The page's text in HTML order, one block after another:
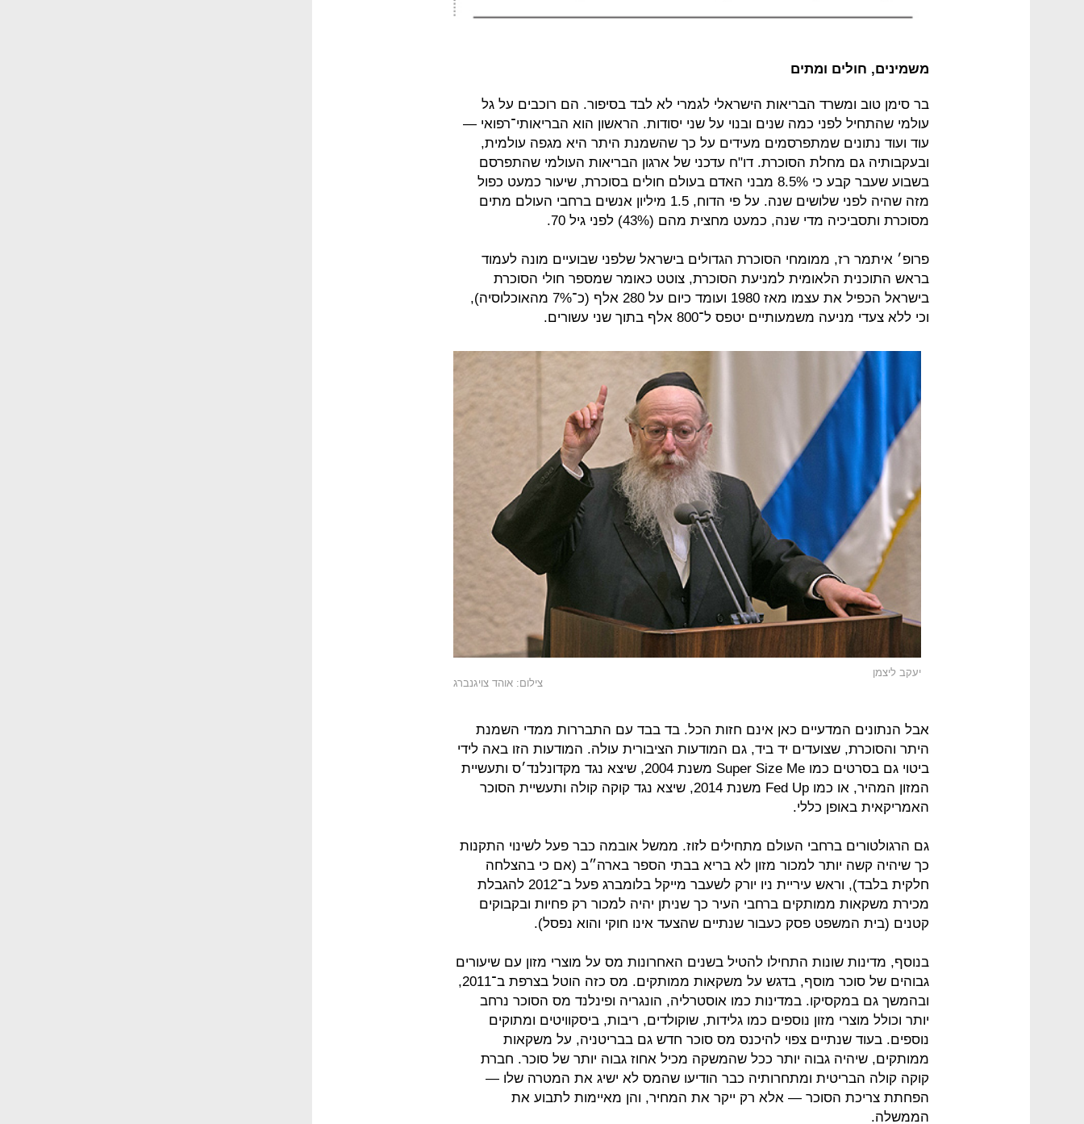
משמינים, חולים ומתים
בר סימן טוב ומשרד הבריאות הישראלי לגמרי לא לבד בסיפור. הם רוכבים על גל
עולמי שהתחיל לפני כמה שנים ובנוי על שני יסודות. הראשון הוא הבריאותי־רפואי —
עוד ועוד נתונים שמתפרסמים מעידים על כך שהשמנת היתר היא מגפה עולמית,
ובעקבותיה גם מחלת הסוכרת. דו"ח עדכני של ארגון הבריאות העולמי שהתפרסם
בשבוע שעבר קבע כי 8.5% מבני האדם בעולם חולים בסוכרת, שיעור כמעט כפול
מזה שהיה לפני שלושים שנה. על פי הדוח, 1.5 מיליון אנשים ברחבי העולם מתים
מסוכרת ותסביכיה מדי שנה, כמעט מחצית מהם (43%) לפני גיל 70.
פרופ׳ איתמר רז, ממומחי הסוכרת הגדולים בישראל שלפני שבועיים מונה לעמוד
בראש התוכנית הלאומית למניעת הסוכרת, צוטט כאומר שמספר חולי הסוכרת
בישראל הכפיל את עצמו מאז 1980 ועומד כיום על 280 אלף (כ־7% מהאוכלוסיה),
וכי ללא צעדי מניעה משמעותיים יטפס ל־800 אלף בתוך שני עשורים.
יעקב ליצמן
צילום: אוהד צויגנברג
אבל הנתונים המדעיים כאן אינם חזות הכל. בד בבד עם התבררות ממדי השמנת
היתר והסוכרת, שצועדים יד ביד, גם המודעות הציבורית עולה. המודעות הזו באה לידי
ביטוי גם בסרטים כמו Super Size Me משנת 2004, שיצא נגד מקדונלנד׳ס ותעשיית
המזון המהיר, או כמו Fed Up משנת 2014, שיצא נגד קוקה קולה ותעשיית הסוכר
האמריקאית באופן כללי.
גם הרגולטורים ברחבי העולם מתחילים לזוז. ממשל אובמה כבר פעל לשינוי התקנות
כך שיהיה קשה יותר למכור מזון לא בריא בבתי הספר בארה״ב (אם כי בהצלחה
חלקית בלבד), וראש עיריית ניו יורק לשעבר מייקל בלומברג פעל ב־2012 להגבלת
מכירת משקאות ממותקים ברחבי העיר כך שניתן יהיה למכור רק פחיות ובקבוקים
קטנים (בית המשפט פסק כעבור שנתיים שהצעד אינו חוקי והוא נפסל).
בנוסף, מדינות שונות התחילו להטיל בשנים האחרונות מס על מוצרי מזון עם שיעורים
גבוהים של סוכר מוסף, בדגש על משקאות ממותקים. מס כזה הוטל בצרפת ב־2011,
ובהמשך גם במקסיקו. במדינות כמו אוסטרליה, הונגריה ופינלנד מס הסוכר נרחב
יותר וכולל מוצרי מזון נוספים כמו גלידות, שוקולדים, ריבות, ביסקוויטים ומתוקים
נוספים. בעוד שנתיים צפוי להיכנס מס סוכר חדש גם בבריטניה, על משקאות
ממותקים, שיהיה גבוה יותר ככל שהמשקה מכיל אחוז גבוה יותר של סוכר. חברת
קוקה קולה הבריטית ומתחרותיה כבר הודיעו שהמס לא ישיג את המטרה שלו —
הפחתת צריכת הסוכר — אלא רק ייקר את המחיר, והן מאיימות לתבוע את
הממשלה.